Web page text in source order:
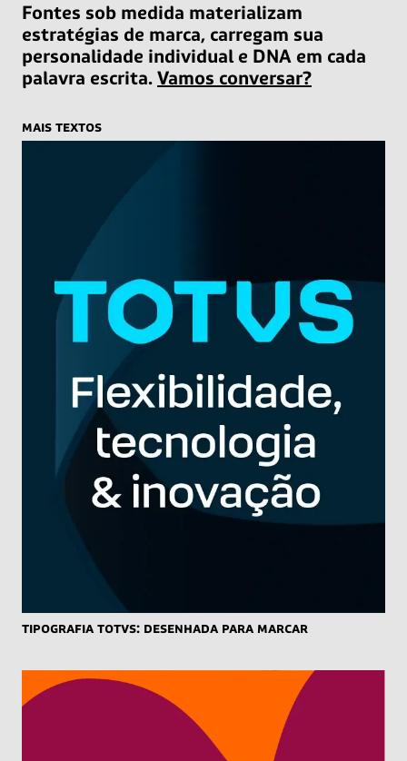
Fontes sob medida materializam
estratégias de marca, carregam sua
personalidade individual e DNA em cada
palavra escrita. Vamos conversar?
mais textos
Tipografia TOTVS: desenhada para marcar